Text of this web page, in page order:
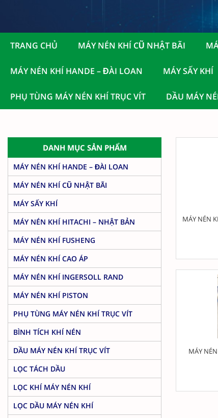
TRANG CHỦ MÁY NÉN KHÍ CŨ NHẬT BÃI
MÁY NÉN KHÍ HANDE – ĐÀI LOAN MÁY SẤY KHÍ
PHỤ TÙNG MÁY NÉN KHÍ TRỤC VÍT DẦU MÁY
MÁY NÉN
MÁY
DANH MỤC SẢN PHẨM
MÁY NÉN KHÍ HANDE – ĐÀI LOAN
MÁY NÉN KHÍ CŨ NHẬT BÃI
MÁY SẤY KHÍ
MÁY NÉN KHÍ HITACHI – NHẬT BẢN
MÁY NÉN KHÍ FUSHENG
MÁY NÉN KHÍ CAO ÁP
MÁY NÉN KHÍ INGERSOLL RAND
MÁY NÉN KHÍ PISTON
PHỤ TÙNG MÁY NÉN KHÍ TRỤC VÍT
BÌNH TÍCH KHÍ NÉN
DẦU MÁY NÉN KHÍ TRỤC VÍT
LỌC TÁCH DẦU
LỌC KHÍ MÁY NÉN KHÍ
LỌC DẦU MÁY NÉN KHÍ